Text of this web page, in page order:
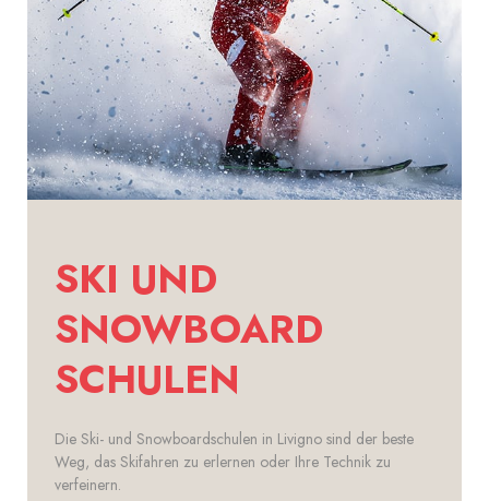
SKI UND
SNOWBOARD
SCHULEN
Die Ski- und Snowboardschulen in Livigno sind der beste
Weg, das Skifahren zu erlernen oder Ihre Technik zu
verfeinern.